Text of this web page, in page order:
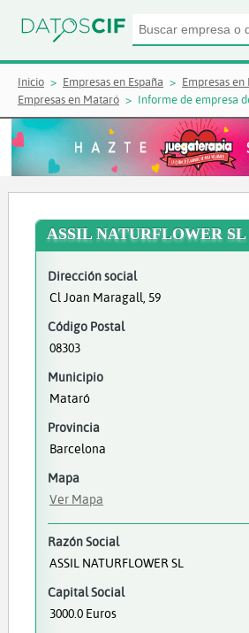
Inicio Empresas en España
Empresas
Empresas en Mataró
Informe de empresa
ASSIL NATURFLOWER SL
Dirección social
Cl Joan Maragall, 59
Código Postal
08303
Municipio
Mataró
Provincia
Barcelona
Mapa
Ver Mapa
Razón Social
ASSIL NATURFLOWER SL
Capital Social
3000.0 Euros